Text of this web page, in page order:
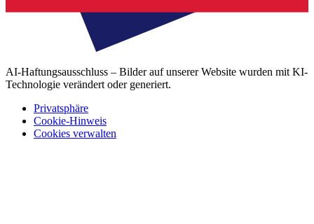
AI-Haftungsausschluss – Bilder auf unserer Website wurden mit KI-
Technologie verändert oder generiert.
Privatsphäre
Cookie-Hinweis
Cookies verwalten